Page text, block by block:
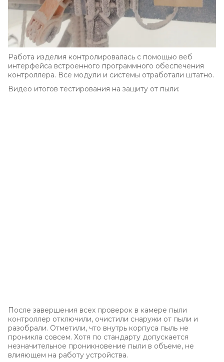
Работа изделия контролировалась с помощью веб
интерфейса встроенного программного обеспечения
контроллера. Все модули и системы отработали штатно.
Видео итогов тестирования на защиту от пыли:
После завершения всех проверок в камере пыли
контроллер отключили, очистили снаружи от пыли и
разобрали. Отметили, что внутрь корпуса пыль не
проникла совсем. Хотя по стандарту допускается
незначительное проникновение пыли в объеме, не
влияющем на работу устройства.